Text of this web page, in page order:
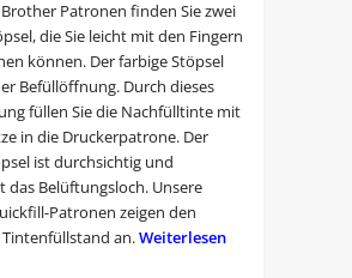
Patronen finden Sie zwei
die Sie leicht mit den Fingern
können. Der farbige Stöpsel
Befüllöffnung. Durch dieses
füllen Sie die Nachfülltinte mit
in die Druckerpatrone. Der
ist durchsichtig und
das Belüftungsloch. Unsere
Patronen zeigen den
an.Weiterlesen